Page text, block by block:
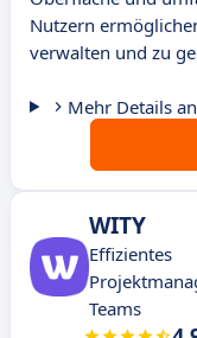
Nutzern
verwalten und zu
Mehr Details
WITY
Effizientes
Teams